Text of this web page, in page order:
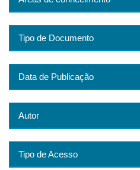
Tipo de Documento
Data de Publicação
Autor
Tipo de Acesso